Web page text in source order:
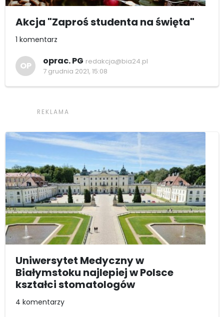
Akcja "Zaproś studenta na święta"
1 komentarz
OP oprac. PG redakcja@bia24.pl
7 grudnia 2021, 15:08
Uniwersytet Medyczny w
Białymstoku najlepiej w Polsce
kształci stomatologów
4 komentarzy